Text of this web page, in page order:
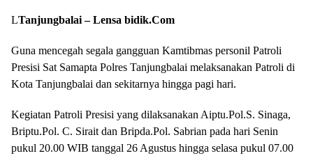
LTanjungbalai – Lensa bidik.Com
Guna mencegah segala gangguan Kamtibmas personil Patroli
Presisi Sat Samapta Polres Tanjungbalai melaksanakan Patroli di
Kota Tanjungbalai dan sekitarnya hingga pagi hari.
Kegiatan Patroli Presisi yang dilaksanakan Aiptu.Pol.S. Sinaga,
Briptu.Pol. C. Sirait dan Bripda.Pol. Sabrian pada hari Senin
pukul 20.00 WIB tanggal 26 Agustus hingga selasa pukul 07.00